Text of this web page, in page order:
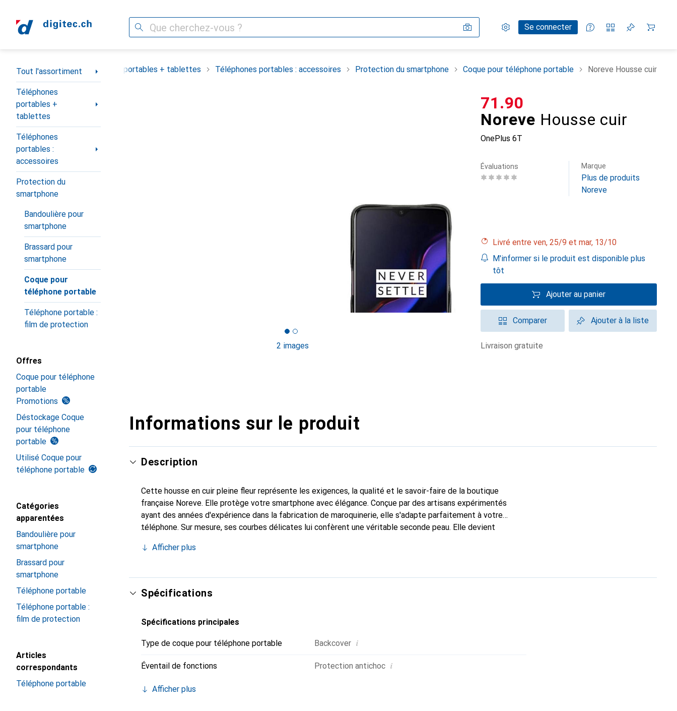
Recherche Paramètres
Compte clientSe connecter
Listes de comparaison
Listes d'envies
Panier
Navigation par catégorie
Tout l'assortiment
Téléphones
portables +
tablettes
Téléphones
portables :
accessoires
Protection du
smartphone
Bandoulière pour
smartphone
Brassard pour
smartphone
Coque pour
téléphone portable
Téléphone portable :
film de protection
Offres
Coque pour téléphone
portable
Promotions
Déstockage Coque
pour téléphone
portable
Utilisé Coque pour
téléphone portable
Catégories
apparentées
Bandoulière pour
smartphone
Brassard pour
smartphone
Téléphone portable
Téléphone portable :
film de protection
Articles
correspondants
Téléphone portable
Tout l'assortiment Téléphones portables + tablettes Téléphones portables : accessoires Protection du smartphone Coque pour téléphone portable Noreve Housse cuir
2 images
Noreve Housse cuir
OnePlus 6T
CHF
71.90
Évaluations Marque
Plus de produits
Noreve
Livré entre ven, 25/9 et mar, 13/10
M'informer si le produit est disponible plus
tôt
Ajouter au panier
Comparer Ajouter à la liste
livraison gratuite
Informations sur le produit
Description
Cette housse en cuir pleine fleur représente les exigences, la qualité et le savoir-faire de la boutique
française Noreve. Elle protège votre smartphone avec élégance. Conçue par des artisans expérimentés
ayant des années d'expérience dans la fabrication de maroquinerie, elle s'adapte parfaitement à votre
téléphone. Sur mesure, ses courbes délicates lui confèrent une véritable seconde peau. Elle devient
internationalement pour ses produits de haute qualité et constitue un choix fiable pour une clientèle
Afficher plus
Spécifications
Spécifications principales
Type de coque pour téléphone portable Backcover i
Éventail de fonctions Protection antichoc i
Afficher plus